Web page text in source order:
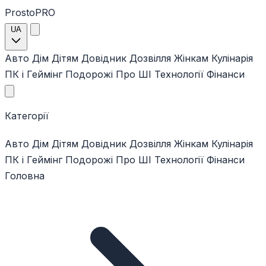
ProstoPRO
UA
Авто Дім Дітям Довідник Дозвілля Жінкам Кулінарія
ПК і Геймінг Подорожі Про ШІ Технології Фінанси
Категорії
Авто Дім Дітям Довідник Дозвілля Жінкам Кулінарія
ПК і Геймінг Подорожі Про ШІ Технології Фінанси
Головна